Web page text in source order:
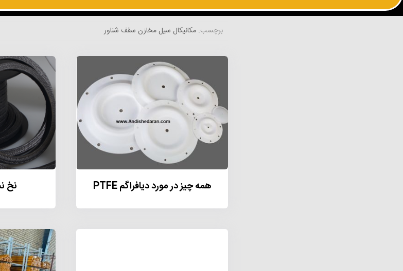
برچسب: مکانیکال سیل مخازن سقف شناور
همه چیز در مورد دیافراگم PTFE نخ